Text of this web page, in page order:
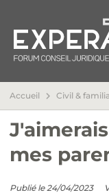
Accueil Civil &
mes
Publié le 24/04/2023